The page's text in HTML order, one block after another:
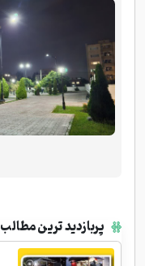
پربازدید ترین مطالب